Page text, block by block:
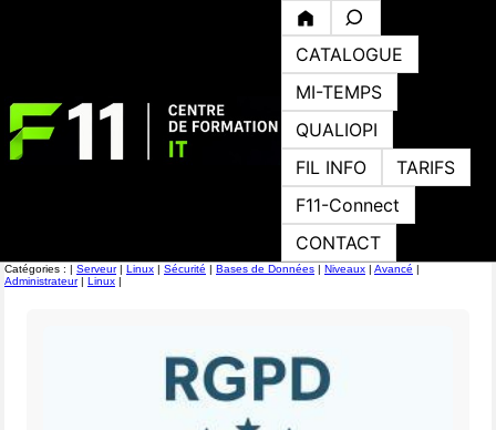
CATALOGUE
MI-TEMPS
QUALIOPI
FIL INFO
TARIFS
F11-Connect
CONTACT
Catégories : | Serveur| Linux | Sécurité | Bases de Données | Niveaux | Avancé |
Administrateur| Linux |